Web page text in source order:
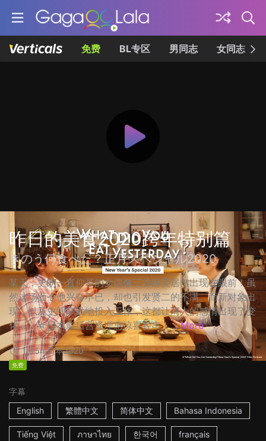
免费 BL专区 男同志 女同志
昨日的美食2020跨年特别篇
きのう何食べた？正月スペシャル2020
某天，史朗一直仰慕的女偶像三谷麻美居然出现在眼前！虽
然这场面令他兴奋不已，却也引发贤二的不满。而新对象出
现，以及史朗辛勤地投入工作，这都让两人的感情出现了变
化…… ☆日本影后宫泽理惠惊喜客串！... More
1h15m日本2020
免费
字幕
English
繁體中文 简体中文 Bahasa Indonesia
Tiếng Việt ภาษาไทย 한국어 français